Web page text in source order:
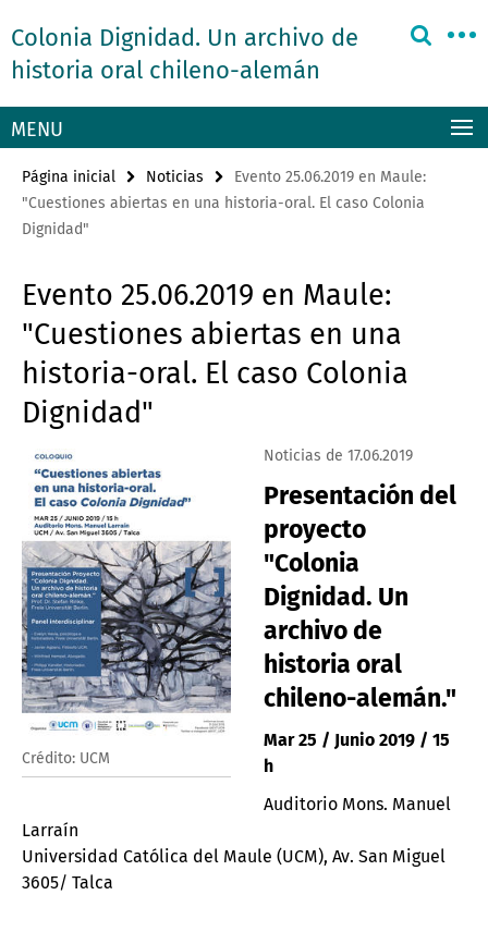
direkt
zu
Colonia Dignidad. Un archivo de
historia oral chileno-alemán
Herramientas
de
MENU
Página inicial Noticias
Evento 25.06.2019 en Maule:
"Cuestiones abiertas en una historia-oral. El caso Colonia
Dignidad"
Evento 25.06.2019 en Maule:
"Cuestiones abiertas en una
historia-oral. El caso Colonia
Dignidad"
Crédito: UCM
Noticias de 17.06.2019
Presentación del
proyecto
"Colonia
Dignidad. Un
archivo de
historia oral
chileno-alemán."
Mar 25 / Junio 2019 / 15
h
Auditorio Mons. Manuel
Larraín
Universidad Católica del Maule (UCM), Av. San Miguel
3605/ Talca